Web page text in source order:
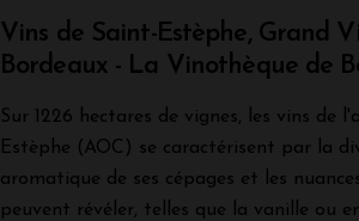
Vins de Saint-Estèphe, Grand
Bordeaux - La Vinothèque de
Sur 1226 hectares de vignes, les vins de
Estèphe (AOC) se caractérisent par la
aromatique de ses cépages et les
peuvent révéler, telles que la vanille ou